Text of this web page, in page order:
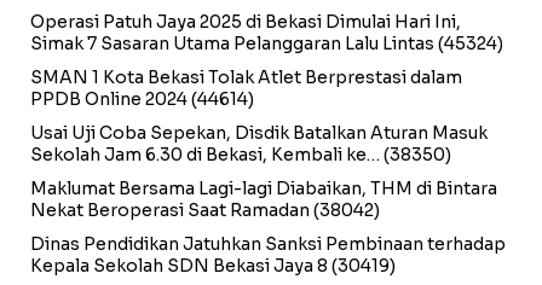
Operasi Patuh Jaya 2025 di Bekasi Dimulai Hari Ini,
Simak 7 Sasaran Utama Pelanggaran Lalu Lintas (45324)
SMAN 1 Kota Bekasi Tolak Atlet Berprestasi dalam
PPDB Online 2024(44614)
Usai Uji Coba Sepekan, Disdik Batalkan Aturan Masuk
Sekolah Jam 6.30 di Bekasi, Kembali ke… (38350)
Maklumat Bersama Lagi-lagi Diabaikan, THM di Bintara
Nekat Beroperasi Saat Ramadan (38042)
Dinas Pendidikan Jatuhkan Sanksi Pembinaan terhadap
Kepala Sekolah SDN Bekasi Jaya 8 (30419)